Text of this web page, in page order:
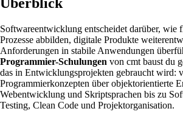
Überblick
Softwareentwicklung entscheidet darüber, wie
Prozesse abbilden, digitale Produkte
Anforderungen in stabile Anwendungen
Programmier-Schulungen von cmt baust du
das in Entwicklungsprojekten gebraucht wird:
Programmierkonzepten über objektorientierte
Webentwicklung und Skriptsprachen bis zu
Testing, Clean Code und Projektorganisation.